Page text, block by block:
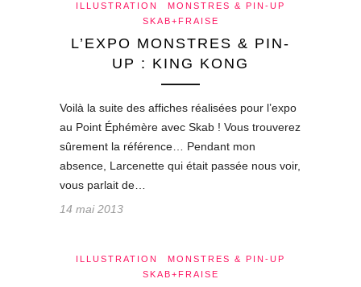
ILLUSTRATION
MONSTRES & PIN-UP
SKAB+FRAISE
L’EXPO MONSTRES & PIN-
UP : KING KONG
Voilà la suite des affiches réalisées pour l’expo
au Point Éphémère avec Skab ! Vous trouverez
sûrement la référence… Pendant mon
absence, Larcenette qui était passée nous voir,
vous parlait de…
14 mai 2013
ILLUSTRATION
MONSTRES & PIN-UP
SKAB+FRAISE